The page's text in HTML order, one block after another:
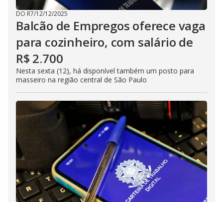
DO R7/12/12/2025
Balcão de Empregos oferece vaga
para cozinheiro, com salário de
R$ 2.700
Nesta sexta (12), há disponível também um posto para
masseiro na região central de São Paulo